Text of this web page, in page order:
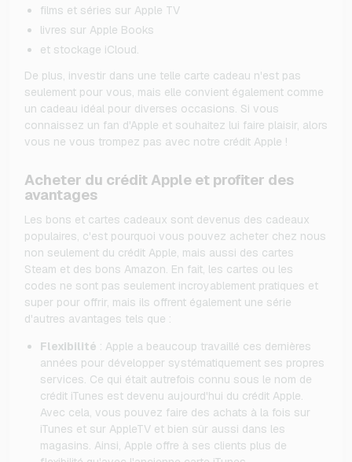
films et séries sur Apple TV
livres sur Apple Books
et stockage iCloud.
De plus, investir dans une telle carte cadeau n'est pas
seulement pour vous, mais elle convient également comme
un cadeau idéal pour diverses occasions. Si vous
connaissez un fan d'Apple et souhaitez lui faire plaisir, alors
vous ne vous trompez pas avec notre crédit Apple !
Acheter du crédit Apple et profiter des
avantages
Les bons et cartes cadeaux sont devenus des cadeaux
populaires, c'est pourquoi vous pouvez acheter chez nous
non seulement du crédit Apple, mais aussi des cartes
Steam et des bons Amazon. En fait, les cartes ou les
codes ne sont pas seulement incroyablement pratiques et
super pour offrir, mais ils offrent également une série
d'autres avantages tels que :
Flexibilité : Apple a beaucoup travaillé ces dernières
années pour développer systématiquement ses propres
services. Ce qui était autrefois connu sous le nom de
crédit iTunes est devenu aujourd'hui du crédit Apple.
Avec cela, vous pouvez faire des achats à la fois sur
iTunes et sur AppleTV et bien sûr aussi dans les
magasins. Ainsi, Apple offre à ses clients plus de